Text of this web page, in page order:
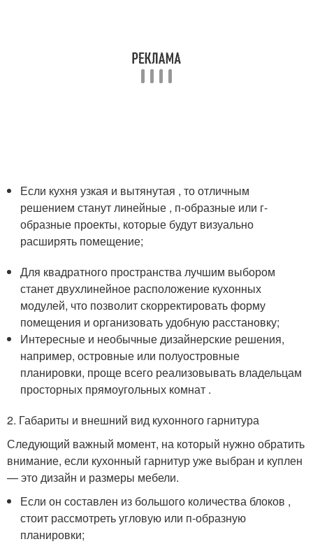
Если кухня узкая и вытянутая , то отличным
решением станут линейные , п-образные или г-
образные проекты, которые будут визуально
расширять помещение;
Для квадратного пространства лучшим выбором
станет двухлинейное расположение кухонных
модулей, что позволит скорректировать форму
помещения и организовать удобную расстановку;
Интересные и необычные дизайнерские решения,
например, островные или полуостровные
планировки, проще всего реализовывать владельцам
просторных прямоугольных комнат .
2. Габариты и внешний вид кухонного гарнитура
Следующий важный момент, на который нужно обратить
внимание, если кухонный гарнитур уже выбран и куплен
— это дизайн и размеры мебели.
Если он составлен из большого количества блоков ,
стоит рассмотреть угловую или п-образную
планировки;